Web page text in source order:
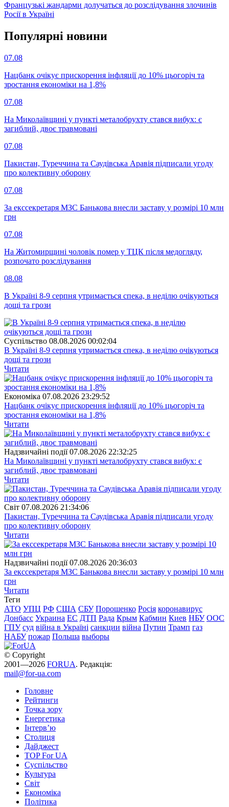
Французькі жандарми долучаться до розслідування злочинів
Росії в Україні
Популярнi новини
07.08
Нацбанк очікує прискорення інфляції до 10% цьогоріч та
зростання економіки на 1,8%
07.08
На Миколаївщині у пункті металобрухту стався вибух: є
загиблий, двоє травмовані
07.08
Пакистан, Туреччина та Саудівська Аравія підписали угоду
про колективну оборону
07.08
За екссекретаря МЗС Банькова внесли заставу у розмірі 10 млн
грн
07.08
На Житомирщині чоловік помер у ТЦК після медогляду,
розпочато розслідування
08.08
В Україні 8-9 серпня утримається спека, в неділю очікуються
дощі та грози
Суспiльство 08.08.2026 00:02:04
В Україні 8-9 серпня утримається спека, в неділю очікуються
дощі та грози
Читати
Економіка 07.08.2026 23:29:52
Нацбанк очікує прискорення інфляції до 10% цьогоріч та
зростання економіки на 1,8%
Читати
Надзвичайні події 07.08.2026 22:32:25
На Миколаївщині у пункті металобрухту стався вибух: є
загиблий, двоє травмовані
Читати
Свiт 07.08.2026 21:34:06
Пакистан, Туреччина та Саудівська Аравія підписали угоду
про колективну оборону
Читати
Надзвичайні події 07.08.2026 20:36:03
За екссекретаря МЗС Банькова внесли заставу у розмірі 10 млн
грн
Читати
Теги
АТО УПЦ РФ США СБУ Порошенко Росія коронавирус
Донбасс Украина ЕС ДТП Рада Крым Кабмин Киев НБУ ООС
ГПУ суд війна в Україні санкции війна Путин Трамп газ
НАБУ пожар Польша выборы
© Copyright
2001—2026 FORUA. Редакція:
mail@for-ua.com
Головне
Рейтинги
Точка зору
Енергетика
Інтерв’ю
Столиця
Дайджест
TOP For UA
Суспiльство
Культура
Світ
Економіка
Політика